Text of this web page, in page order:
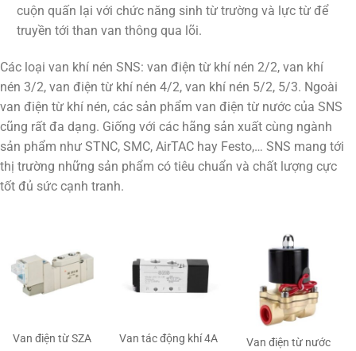
cuộn quấn lại với chức năng sinh từ trường và lực từ để
truyền tới than van thông qua lõi.
Các loại van khí nén SNS: van điện từ khí nén 2/2, van khí
nén 3/2, van điện từ khí nén 4/2, van khí nén 5/2, 5/3. Ngoài
van điện từ khí nén, các sản phẩm van điện từ nước của SNS
cũng rất đa dạng. Giống với các hãng sản xuất cùng ngành
sản phẩm như STNC, SMC, AirTAC hay Festo,… SNS mang tới
thị trường những sản phẩm có tiêu chuẩn và chất lượng cực
tốt đủ sức cạnh tranh.
Van điện từ SZA Van tác động khí 4A Van điện từ nước